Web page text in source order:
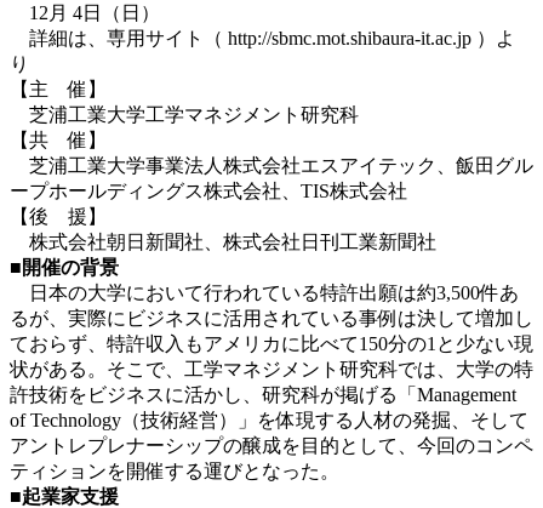
12月 4日（日）
詳細は、専用サイト（ http://sbmc.mot.shibaura-it.ac.jp ）よ
り
【主 催】
芝浦工業大学工学マネジメント研究科
【共 催】
芝浦工業大学事業法人株式会社エスアイテック、飯田グル
ープホールディングス株式会社、TIS株式会社
【後 援】
株式会社朝日新聞社、株式会社日刊工業新聞社
■開催の背景
日本の大学において行われている特許出願は約3,500件あ
るが、実際にビジネスに活用されている事例は決して増加し
ておらず、特許収入もアメリカに比べて150分の1と少ない現
状がある。そこで、工学マネジメント研究科では、大学の特
許技術をビジネスに活かし、研究科が掲げる「Management
of Technology（技術経営）」を体現する人材の発掘、そして
アントレプレナーシップの醸成を目的として、今回のコンペ
ティションを開催する運びとなった。
■起業家支援